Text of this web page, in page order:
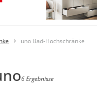
uno Bad-Hochschränke
6 Ergebnisse